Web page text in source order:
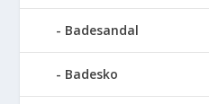
Badesandal
Badesko